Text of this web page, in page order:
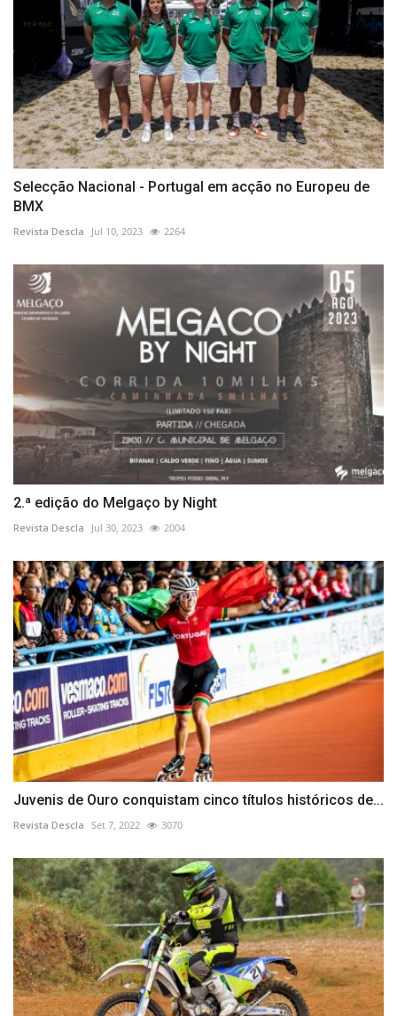
Selecção Nacional - Portugal em acção no Europeu de
BMX
Revista Descla Jul 10, 2023 2264
2.ª edição do Melgaço by Night
Revista Descla Jul 30, 2023 2004
Juvenis de Ouro conquistam cinco títulos históricos de...
Revista Descla Set 7, 2022 3070